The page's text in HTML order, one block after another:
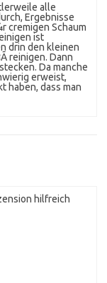
alle
Ergebnisse
cremigen Schaum
ist
drin den kleinen
reinigen. Dann
Da manche
erweist,
haben, dass man
hilfreich